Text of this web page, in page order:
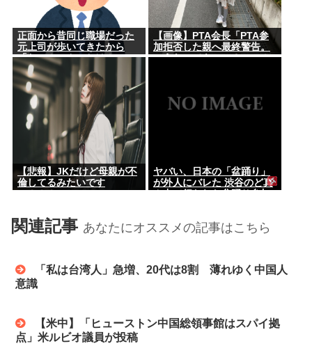
正面から昔同じ職場だった
元上司が歩いてきたから
「お～！こんにちは！」っ
て声かけたんや
【画像】PTA会長「PTA参
加拒否した親へ最終警告。
こうなってもいい？」⇒！
【悲報】JKだけど母親が不
倫してるみたいです
⇒！！！
ヤバい、日本の「盆踊り」
が外人にバレた 渋谷のど真
ん中で行われた盆踊り参加
ーに熱狂
関連記事 あなたにオススメの記事はこちら
意識
点」米ルビオ議員が投稿